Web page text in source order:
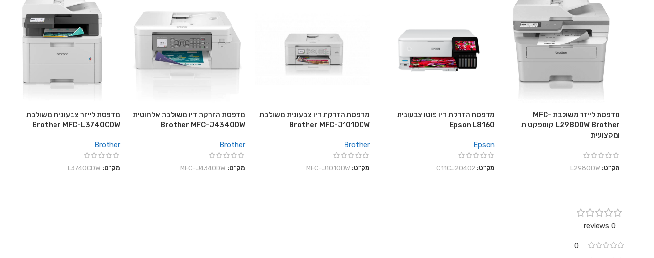
מדפסת לייזר משולבת MFC-
L2980DW Brother קומפקטית
ומקצועית
מק"ט: L2980DW
מדפסת הזרקת דיו פוטו צבעונית
Epson L8160
Epson
מק"ט: C11CJ20402
מדפסת הזרקת דיו צבעונית משולבת
Brother MFC-J1010DW
Brother
מק"ט: MFC-J1010DW
מדפסת הזרקת דיו משולבת אלחוטית
Brother MFC-J4340DW
Brother
מק"ט: ‎MFC-J4340DW
מדפסת לייזר צבעונית משולבת
Brother MFC-L3740CDW
Brother
מק"ט: L3740CDW
0 reviews
0